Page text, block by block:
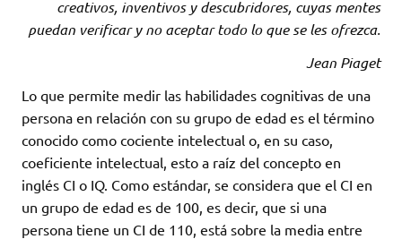
creativos, inventivos y descubridores, cuyas mentes
puedan verificar y no aceptar todo lo que se les ofrezca.
Jean Piaget
Lo que permite medir las habilidades cognitivas de una
persona en relación con su grupo de edad es el término
conocido como cociente intelectual o, en su caso,
coeficiente intelectual, esto a raíz del concepto en
inglés CI o IQ. Como estándar, se considera que el CI en
un grupo de edad es de 100, es decir, que si una
persona tiene un CI de 110, está sobre la media entre